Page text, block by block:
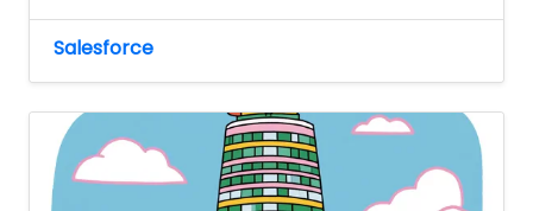
Salesforce